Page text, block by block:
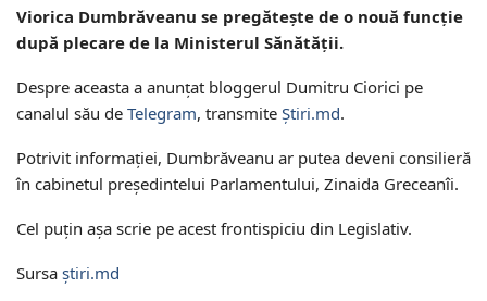
Viorica Dumbrăveanu se pregătește de o nouă funcție
după plecare de la Ministerul Sănătății.
Despre aceasta a anunțat bloggerul Dumitru Ciorici pe
canalul său de Telegram, transmite Știri.md.
Potrivit informației, Dumbrăveanu ar putea deveni consilieră
în cabinetul președintelui Parlamentului, Zinaida Greceanîi.
Cel puțin așa scrie pe acest frontispiciu din Legislativ.
Sursa știri.md